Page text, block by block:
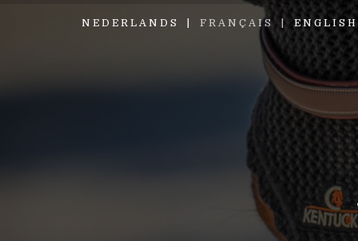
NEDERLANDS FRANÇAIS ENGLISH